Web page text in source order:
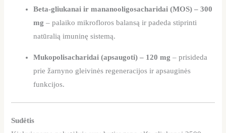
Beta-gliukanai ir mananooligosacharidai (MOS) – 300
mg – palaiko mikrofloros balansą ir padeda stiprinti
natūralią imuninę sistemą.
Mukopolisacharidai (apsaugoti) – 120 mg – prisideda
prie žarnyno gleivinės regeneracijos ir apsauginės
funkcijos.
Sudėtis